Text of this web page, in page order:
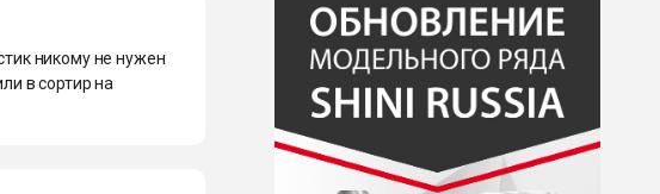
никому не нужен
в сортир на